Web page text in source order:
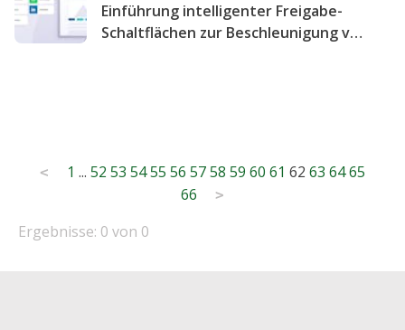
Einführung intelligenter Freigabe-
Schaltflächen zur Beschleunigung von
Posts
pagination
< 1 ... 52 53 5455 56 5758 59 60 61 62 63 6465
66
>
Ergebnisse: 0 von 0